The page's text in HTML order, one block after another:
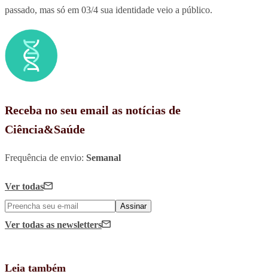
passado, mas só em 03/4 sua identidade veio a público.
Receba no seu email as notícias de
Ciência&Saúde
Frequência de envio: Semanal
Ver todas
Assinar
Ver todas as newsletters
Leia também